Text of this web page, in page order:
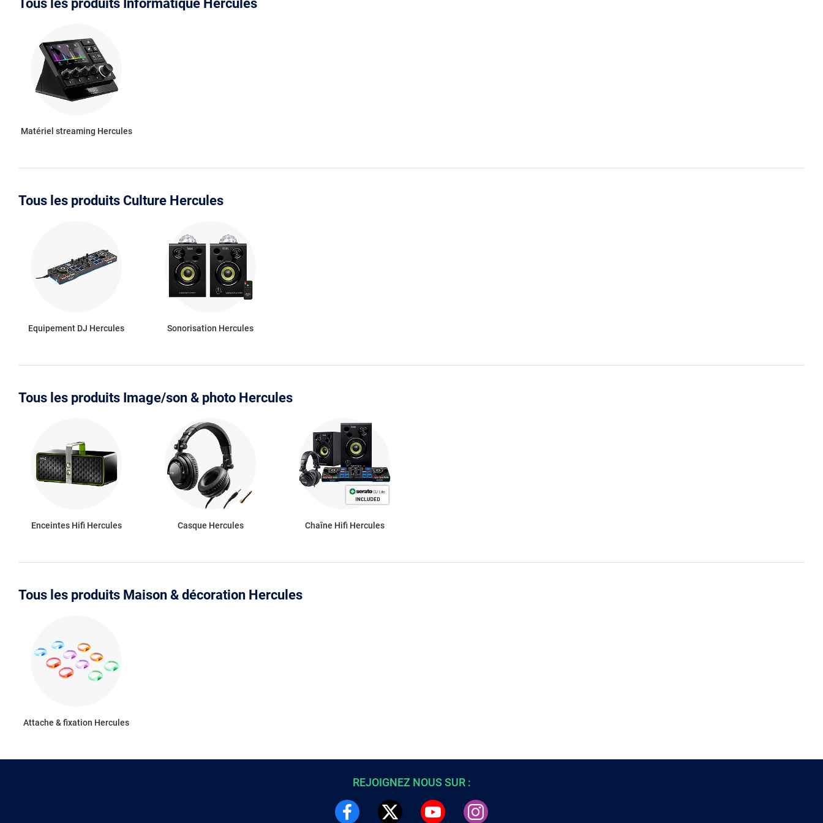
Tous les produits Informatique Hercules
Matériel streaming Hercules
Tous les produits Culture Hercules
Equipement DJ Hercules Sonorisation Hercules
Tous les produits Image/son & photo Hercules
Enceintes Hifi Hercules Casque Hercules Chaîne Hifi Hercules
Tous les produits Maison & décoration Hercules
Attache & fixation Hercules
REJOIGNEZ NOUS SUR :